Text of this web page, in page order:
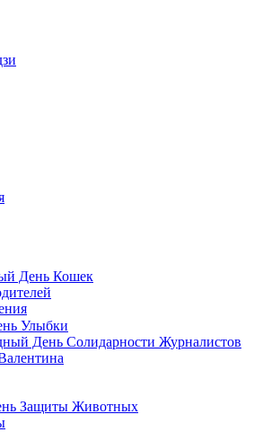
День Кошек
Улыбки
День Солидарности Журналистов
Защиты Животных